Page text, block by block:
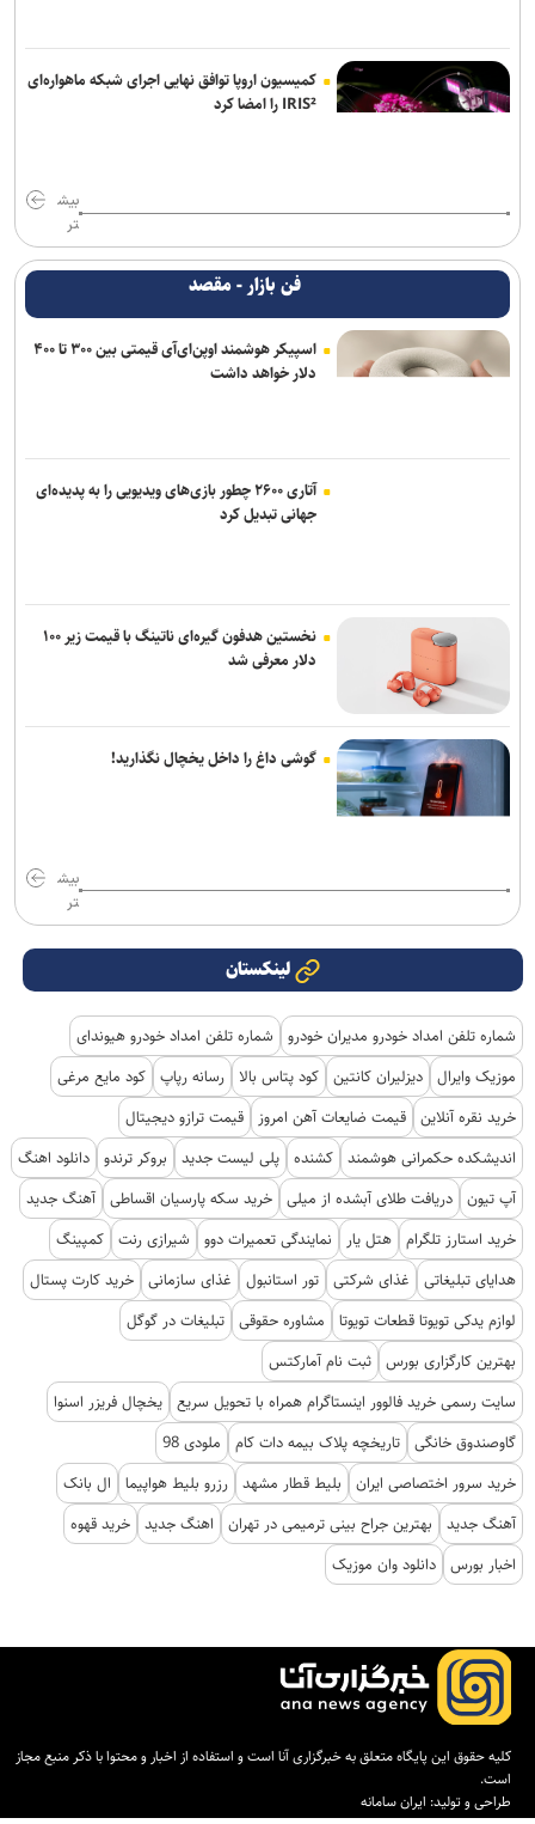
کمیسیون اروپا توافق نهایی اجرای شبکه ماهواره‌ای
IRIS² را امضا کرد
بیش
تر
فن بازار - مقصد
اسپیکر هوشمند اوپن‌ای‌آی قیمتی بین ۳۰۰ تا ۴۰۰
دلار خواهد داشت
آتاری ۲۶۰۰ چطور بازی‌های ویدیویی را به پدیده‌ای
جهانی تبدیل کرد
نخستین هدفون گیره‌ای ناتینگ با قیمت زیر ۱۰۰
دلار معرفی شد
گوشی داغ را داخل یخچال نگذارید!
بیش
تر
لینکستان
شماره تلفن امداد خودرو مدیران خودرو
شماره تلفن امداد خودرو هیوندای
موزیک وایرال دیزلیران کانتین کود پتاس بالا رسانه رپاپ کود مایع مرغی
خرید نقره آنلاین قیمت ضایعات آهن امروز
قیمت ترازو دیجیتال
اندیشکده حکمرانی هوشمند کشنده پلی لیست جدید بروکر ترندو دانلود اهنگ
آپ تیون دریافت طلای آبشده از میلی خرید سکه پارسیان اقساطی آهنگ جدید
خرید استارز تلگرام هتل یار نمایندگی تعمیرات دوو شیرازی رنت کمپینگ
هدایای تبلیغاتی
غذای شرکتی تور استانبول غذای سازمانی خرید کارت پستال
لوازم یدکی تویوتا قطعات تویوتا
مشاوره حقوقی تبلیغات در گوگل
بهترین کارگزاری بورس ثبت نام آمارکتس
سایت رسمی خرید فالوور اینستاگرام همراه با تحویل سریع یخچال فریزر اسنوا
گاوصندوق خانگی تاریخچه پلاک بیمه دات کام
ملودی 98
خرید سرور اختصاصی ایران
بلیط قطار مشهد رزرو بلیط هواپیما
ال بانک
آهنگ جدید
بهترین جراح بینی ترمیمی در تهران اهنگ جدید خرید قهوه
اخبار بورس دانلود وان موزیک
کلیه حقوق این پایگاه متعلق به خبرگزاری آنا است و استفاده از اخبار و محتوا با ذکر منبع مجاز
است.
طراحی و تولید: ایران سامانه